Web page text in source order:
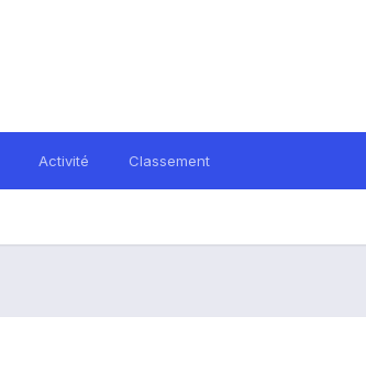
Activité Classement